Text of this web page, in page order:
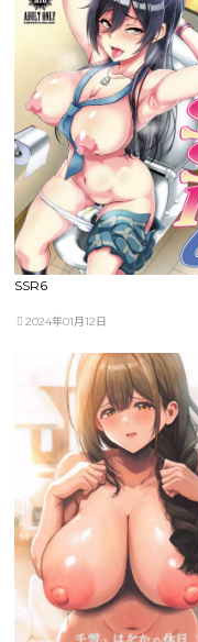
SSR6
2024年01月12日